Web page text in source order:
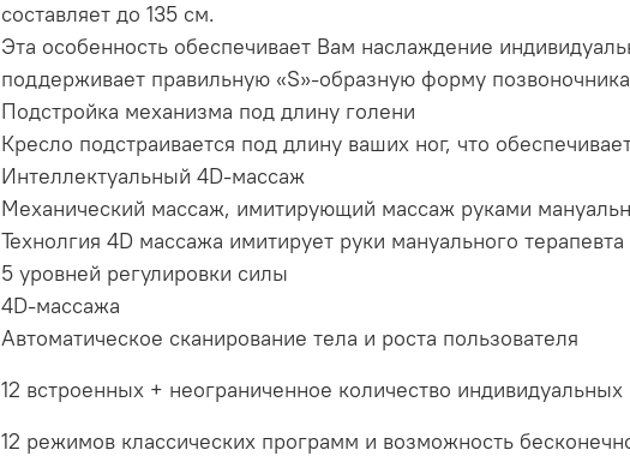
составляет до 135 см.
Эта особенность обеспечивает Вам наслаждение
поддерживает правильную «S»-образную форму
Подстройка механизма под длину голени
Кресло подстраивается под длину ваших ног, что
Интеллектуальный 4D-массаж
Механический массаж, имитирующий массаж руками
Технолгия 4D массажа имитирует руки мануального терапевта
5 уровней регулировки силы
4D-массажа
Автоматическое сканирование тела и роста пользователя
12 встроенных + неограниченное количество
12 режимов классических программ и возможность